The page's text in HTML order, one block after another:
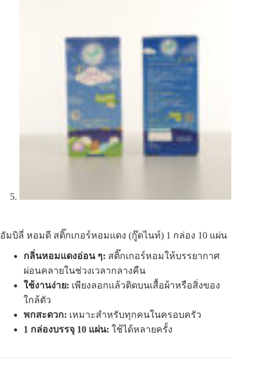
อัมบิลี่ หอมดี สติ๊กเกอร์หอมแดง (กู๊ดไนท์) 1 กล่อง 10 แผ่น
กลิ่นหอมแดงอ่อน ๆ: สติ๊กเกอร์หอมให้บรรยากาศ
ผ่อนคลายในช่วงเวลากลางคืน
ใช้งานง่าย: เพียงลอกแล้วติดบนเสื้อผ้าหรือสิ่งของ
ใกล้ตัว
พกสะดวก: เหมาะสำหรับทุกคนในครอบครัว
1 กล่องบรรจุ 10 แผ่น: ใช้ได้หลายครั้ง